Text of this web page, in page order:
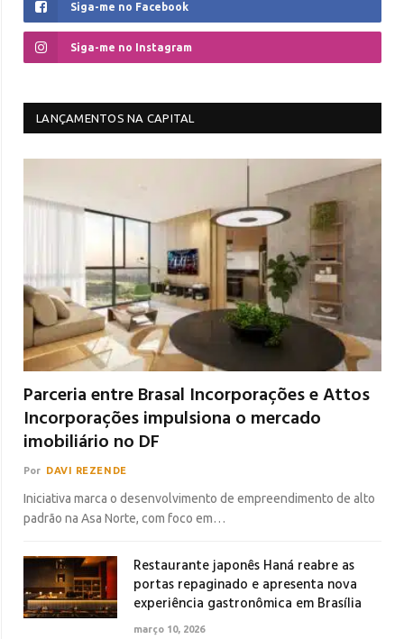
Siga-me no Facebook
Siga-me no Instagram
LANÇAMENTOS NA CAPITAL
Parceria entre Brasal Incorporações e Attos
Incorporações impulsiona o mercado
imobiliário no DF
Por DAVI REZENDE
Iniciativa marca o desenvolvimento de empreendimento de alto
padrão na Asa Norte, com foco em…
Restaurante japonês Haná reabre as
portas repaginado e apresenta nova
experiência gastronômica em Brasília
março 10, 2026